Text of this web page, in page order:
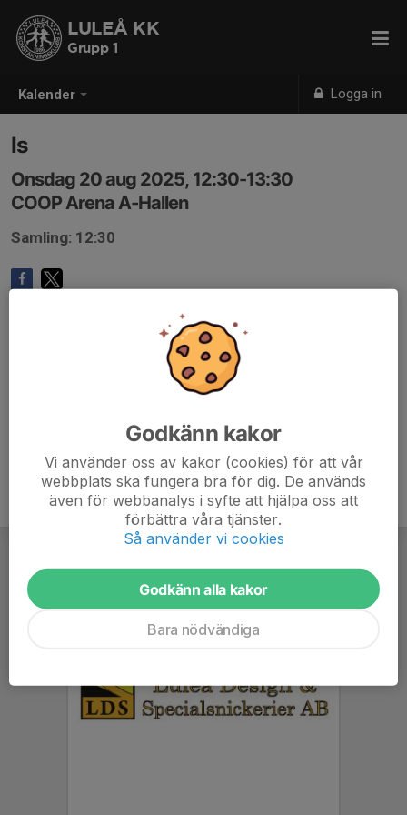
Kalender Logga in
LULEÅ KK
Grupp 1
Is
Onsdag 20 aug 2025, 12:30-13:30
COOP Arena A-Hallen
Samling: 12:30
Godkänn kakor
Vi använder oss av kakor (cookies) för att vår
webbplats ska fungera bra för dig. De används
även för webbanalys i syfte att hjälpa oss att
förbättra våra tjänster.
Så använder vi cookies
Godkänn alla kakor
Bara nödvändiga